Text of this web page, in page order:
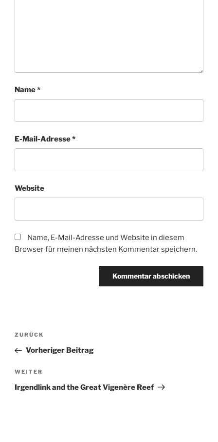
Name*
E-Mail-Adresse*
Website
Name, E-Mail-Adresse und Website in diesem
Browser für meinen nächsten Kommentar speichern.
Beitragsnavigation
Vorheriger
Beitrag
ZURÜCK
Vorheriger Beitrag
Nächster
Beitrag
WEITER
Irgendlink and the Great Vigenère Reef